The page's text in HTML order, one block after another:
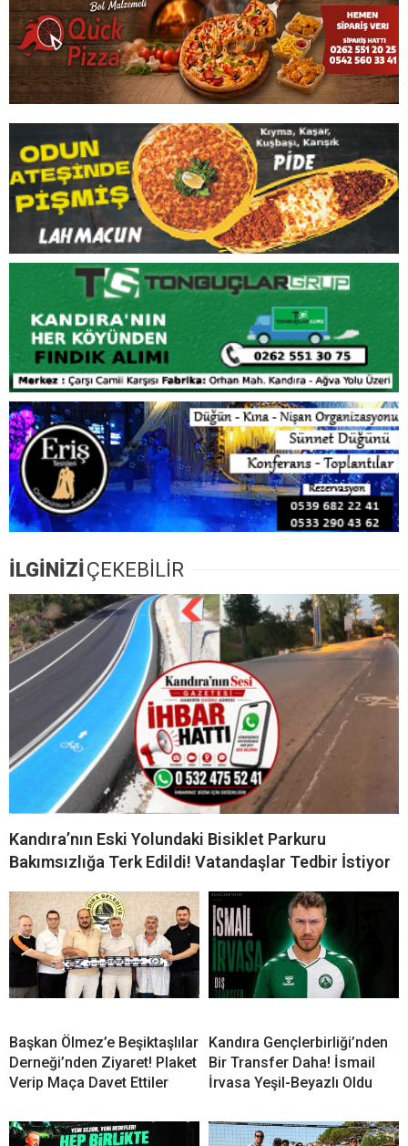
İLGİNİZİÇEKEBİLİR
Kandıra’nın Eski Yolundaki Bisiklet Parkuru
Bakımsızlığa Terk Edildi! Vatandaşlar Tedbir İstiyor
Başkan Ölmez’e Beşiktaşlılar
Derneği’nden Ziyaret! Plaket
Verip Maça Davet Ettiler
Kandıra Gençlerbirliği’nden
Bir Transfer Daha! İsmail
İrvasa Yeşil-Beyazlı Oldu